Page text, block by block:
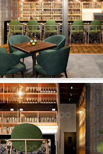
Chi tiết
HIGHLANDS COFFEE